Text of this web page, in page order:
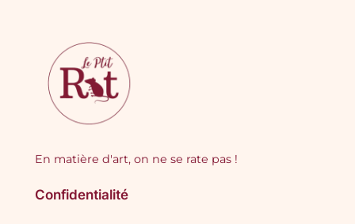
En matière d'art, on ne se rate pas !
Confidentialité